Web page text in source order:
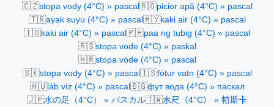
🇨🇿stopa vody (4°C) » pascal 🇷🇴picior apă (4°C) » pascal
🇹🇷ayak suyu (4°C) » pascal 🇲🇾kaki air (4°C) » pascal
🇮🇩kaki air (4°C) » pascal 🇵🇭paa ng tubig (4°C) » pascal
🇷🇸stopa vode (4°C) » paskal
🇭🇷stopa vode (4°C) » pascal
🇸🇰stopa vody (4°C) » pascal 🇮🇸fótur vatn (4°C) » pascal
🇭🇺láb víz (4°C) » pascal 🇧🇬фут вода (4°C) » паскал
🇯🇵水の足（4°C） » パスカル🇹🇼水尺（4°C） » 帕斯卡